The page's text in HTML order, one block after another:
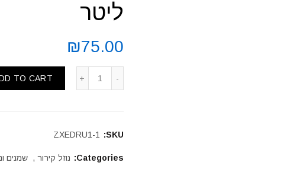
ליטר
₪75.00
TO CART
SKU:
ZXEDRU1-1
Categories: נוזל קירור , שמנים